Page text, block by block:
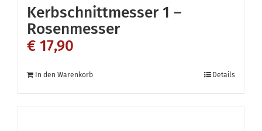
Kerbschnittmesser 1 –
Rosenmesser
€ 17,90
In den Warenkorb Details